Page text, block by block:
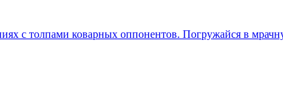
с толпами коварных оппонентов. Погружайся в